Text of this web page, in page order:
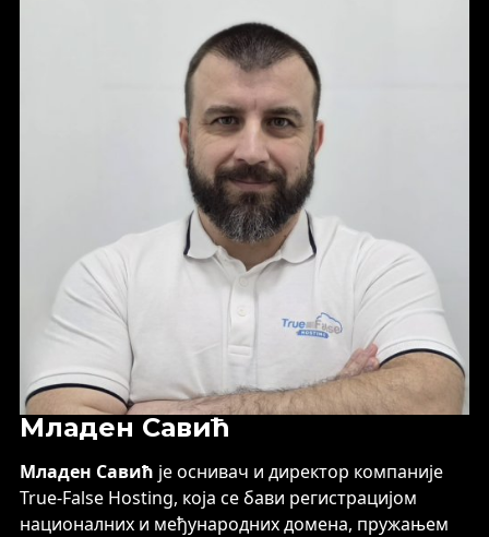
Младен Савић
Младен Савић је оснивач и директор компаније
True-False Hosting, која се бави регистрацијом
националних и међународних домена, пружањем